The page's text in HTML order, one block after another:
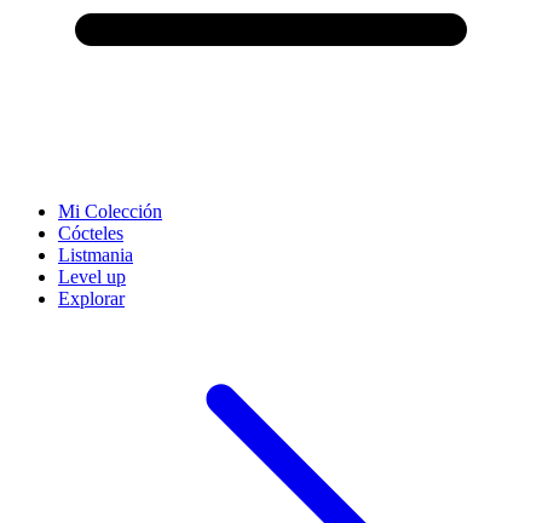
Mi Colección
Cócteles
Listmania
Level up
Explorar